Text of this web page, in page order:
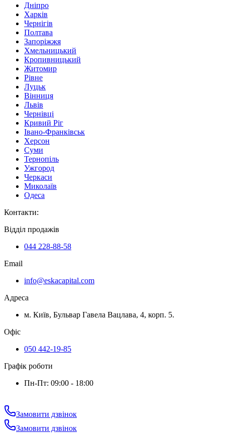
Дніпро
Харків
Чернігів
Полтава
Запоріжжя
Хмельницький
Кропивницький
Житомир
Рівне
Луцьк
Вінниця
Львів
Чернівці
Кривий Ріг
Івано-Франківськ
Херсон
Суми
Тернопіль
Ужгород
Черкаси
Миколаїв
Одеса
Контакти:
Відділ продажів
044 228-88-58
Email
info@eskacapital.com
Адреса
м. Київ, Бульвар Гавела Вацлава, 4, корп. 5.
Офіс
050 442-19-85
Графік роботи
Пн-Пт: 09:00 - 18:00
Замовити дзвінок
Замовити дзвінок